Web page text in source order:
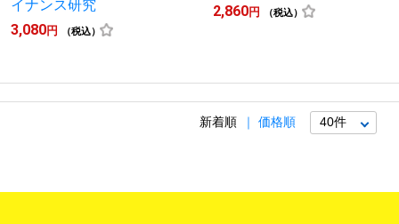
イナンス研究
3,080円 （税込）
2,860円 （税込）
新着順 価格順